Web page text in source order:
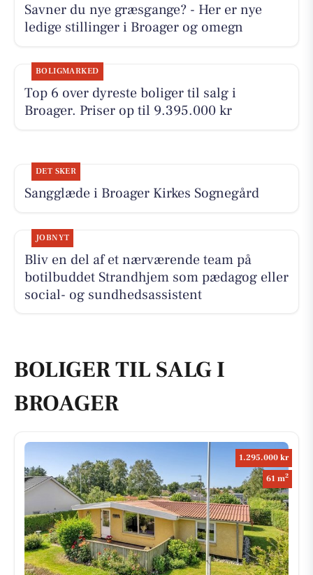
Savner du nye græsgange? - Her er nye
ledige stillinger i Broager og omegn
BOLIGMARKED
Top 6 over dyreste boliger til salg i
Broager. Priser op til 9.395.000 kr
DET SKER
Sangglæde i Broager Kirkes Sognegård
JOBNYT
Bliv en del af et nærværende team på
botilbuddet Strandhjem som pædagog eller
social- og sundhedsassistent
BOLIGER TIL SALG I
BROAGER
1.295.000 kr
61 m2